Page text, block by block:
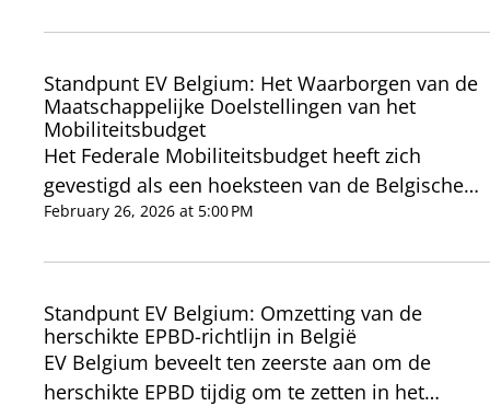
meer flexibiliteit nodig zal hebben nu er
congestie begint op te treden. V2X biedt een
efficiënte, gedecentraliseerde,
consumentgerichte oplossing. We schatten dat
het gebruik van V2X het Belgische
elektriciteitssysteem een besparing van maar
ongeveer 0,9 tot 2 miljard euro te verminderen,
uitgaande van realistische veronderstellingen.
Standpunt EV Belgium: Het Waarborgen van de
Maatschappelijke Doelstellingen van het
Mobiliteitsbudget
Het Federale Mobiliteitsbudget heeft zich
gevestigd als een hoeksteen van de Belgische
strategie om de bedrijfsvloot te vergroenen en
een essentieel instrument ten gunste van
duurzame mobiliteit. Wij uiten echter onze grote
bezorgdheid over nieuwe regels en
interpretaties – specifiek met betrekking tot de
February 26, 2026 at 5:00 PM
Standpunt EV Belgium: Omzetting van de
herschikte EPBD-richtlijn in België
EV Belgium beveelt ten zeerste aan om de
herschikte EPBD tijdig om te zetten in het